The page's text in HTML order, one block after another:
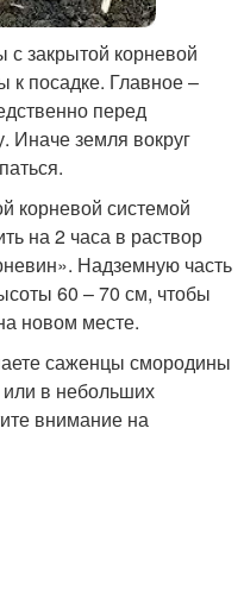
с закрытой корневой
к посадке. Главное –
перед
земля вокруг
корневой системой
на 2 часа в раствор
Надземную часть
60 – 70 см, чтобы
новом месте.
саженцы смородины
в небольших
внимание на